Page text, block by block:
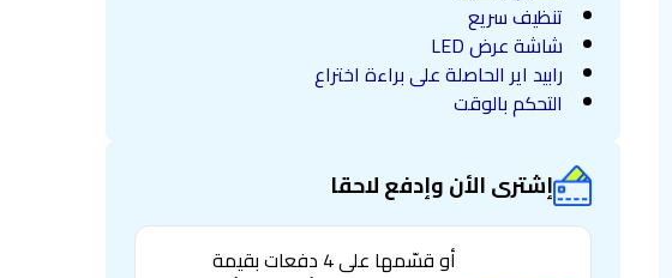
تنظيف سريع
شاشة عرض LED
رابيد اير الحاصلة على براءة اختراع
التحكم بالوقت
إشترى الأن وإدفع لاحقا
أو قسّمها على 4 دفعات بقيمة